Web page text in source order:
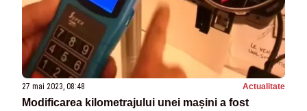
27 mai 2023, 08:48 Actualitate
Modificarea kilometrajului unei mașini a fost